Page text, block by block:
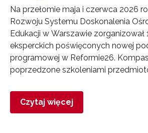
Na przełomie maja i czerwca 2026
Rozwoju Systemu Doskonalenia
Edukacji w Warszawie zorganizował
eksperckich poświęconych nowej
programowej w Reformie26.
poprzedzone szkoleniami
Czytaj więcej